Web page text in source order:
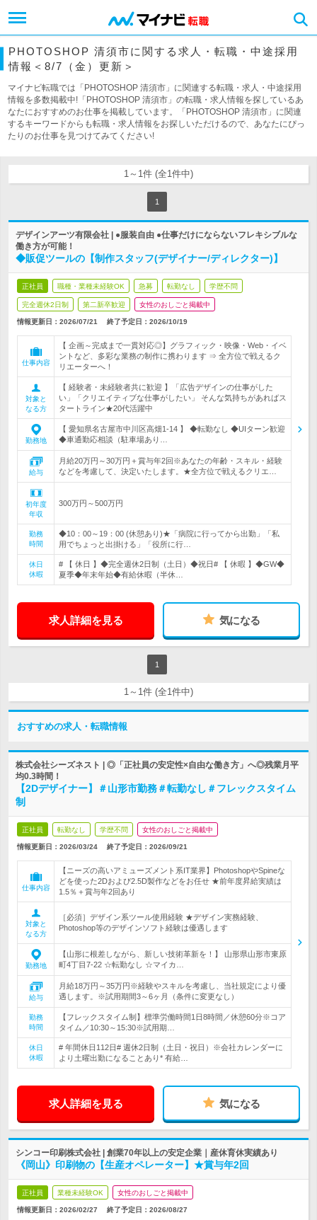
PHOTOSHOP 清須市に関する求人・転職・中途採用
情報＜8/7（金）更新＞
マイナビ転職では「PHOTOSHOP 清須市」に関連する転職・求人・中途採用
情報を多数掲載中!「PHOTOSHOP 清須市」の転職・求人情報を探しているあ
なたにおすすめのお仕事を掲載しています。「PHOTOSHOP 清須市」に関連
するキーワードからも転職・求人情報をお探しいただけるので、あなたにぴっ
たりのお仕事を見つけてみてください!
1～1件 (全1件中)
1
デザインアーツ有限会社 | ●服装自由 ●仕事だけにならないフレキシブルな
働き方が可能！
◆販促ツールの【制作スタッフ(デザイナー/ディレクター)】
正社員 職種・業種未経験OK 急募 転勤なし 学歴不問
完全週休2日制 第二新卒歓迎 女性のおしごと掲載中
情報更新日：2026/07/21 終了予定日： 2026/10/19
仕事内容
【 企画～完成まで一貫対応◎】グラフィック・映像・Web・イベ
ントなど、多彩な業務の制作に携わります ⇒ 全方位で戦えるク
リエーターへ！
対象と
なる方
【 経験者・未経験者共に歓迎 】「広告デザインの仕事がした
い」「クリエイティブな仕事がしたい」 そんな気持ちがあればス
タートライン★20代活躍中
勤務地
【 愛知県名古屋市中川区高畑1-14 】 ◆転勤なし ◆UIターン歓迎
◆車通勤応相談（駐車場あり…
給与
月給20万円～30万円＋賞与年2回※あなたの年齢・スキル・経験
などを考慮して、決定いたします。★全方位で戦えるクリエ…
初年度
年収
300万円～500万円
勤務
時間
◆10：00～19：00 (休憩あり)★「病院に行ってから出勤」「私
用でちょっと出掛ける」「役所に行…
休日
休暇
# 【 休日 】◆完全週休2日制（土日）◆祝日# 【 休暇 】◆GW◆
夏季◆年末年始◆有給休暇（半休…
求人詳細を見る 気になる
1
1～1件 (全1件中)
おすすめの求人・転職情報
株式会社シーズネスト | ◎「正社員の安定性×自由な働き方」へ◎残業月平
均0.3時間！
【2Dデザイナー】＃山形市勤務＃転勤なし＃フレックスタイム
制
正社員 転勤なし 学歴不問 女性のおしごと掲載中
情報更新日：2026/03/24 終了予定日： 2026/09/21
仕事内容
【ニーズの高いアミューズメント系IT業界】PhotoshopやSpineな
どを使った2Dおよび2.5D製作などをお任せ ★前年度昇給実績は
1.5％＋賞与年2回あり
対象と
なる方
［必須］デザイン系ツール使用経験 ★デザイン実務経験、
Photoshop等のデザインソフト経験は優遇します
勤務地
【山形に根差しながら、新しい技術革新を！】 山形県山形市東原
町4丁目7-22 ☆転勤なし ☆マイカ…
給与
月給18万円～35万円※経験やスキルを考慮し、当社規定により優
遇します。※試用期間3～6ヶ月（条件に変更なし）
勤務
時間
【フレックスタイム制】標準労働時間1日8時間／休憩60分※コア
タイム／10:30～15:30※試用期…
休日
休暇
# 年間休日112日# 週休2日制（土日・祝日）※会社カレンダーに
より土曜出勤になることあり* 有給…
求人詳細を見る 気になる
シンコー印刷株式会社 | 創業70年以上の安定企業｜産休育休実績あり
《岡山》印刷物の【生産オペレーター】★賞与年2回
正社員 業種未経験OK 女性のおしごと掲載中
情報更新日：2026/02/27 終了予定日： 2026/08/27